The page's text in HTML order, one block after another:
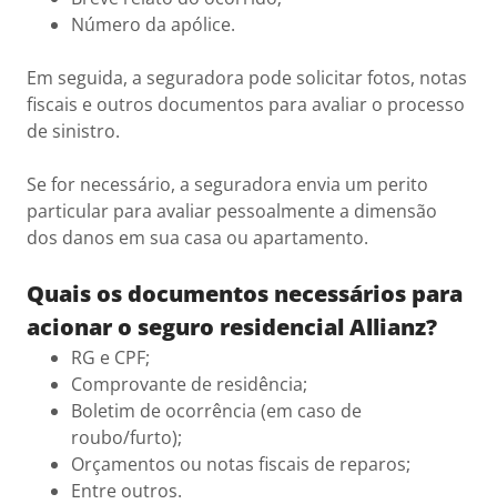
Número da apólice.
Em seguida, a seguradora pode solicitar fotos, notas
fiscais e outros documentos para avaliar o processo
de sinistro.
Se for necessário, a seguradora envia um perito
particular para avaliar pessoalmente a dimensão
dos danos em sua casa ou apartamento.
Quais os documentos necessários para
acionar o seguro residencial Allianz?
RG e CPF;
Comprovante de residência;
Boletim de ocorrência (em caso de
roubo/furto);
Orçamentos ou notas fiscais de reparos;
Entre outros.